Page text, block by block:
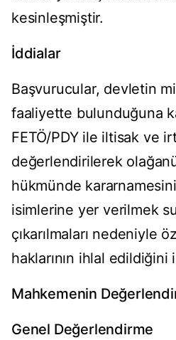
kesinleşmiştir.
İddialar
Başvurucular, devletin
faaliyette bulunduğuna
FETÖ/PDY ile iltisak ve
değerlendirilerek
hükmünde
isimlerine yer verilmek
çıkarılmaları nedeniyle
haklarının ihlal edildiğini
Mahkemenin
Genel Değerlendirme